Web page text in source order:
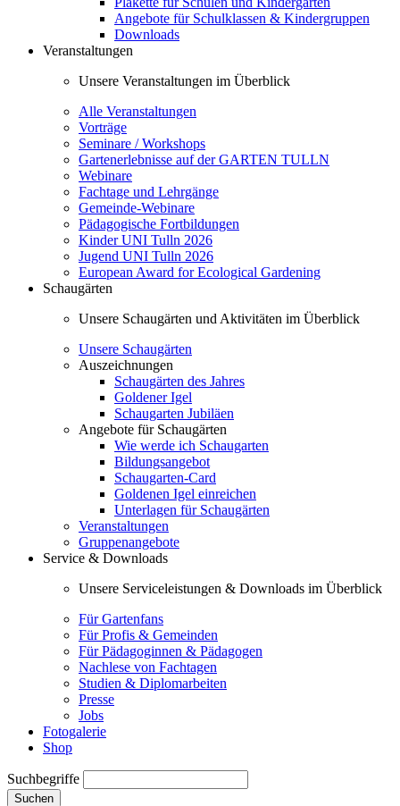
Angebote für Schulklassen & Kindergruppen
Downloads
Veranstaltungen
Unsere Veranstaltungen im Überblick
Alle Veranstaltungen
Vorträge
Seminare / Workshops
Gartenerlebnisse auf der GARTEN TULLN
Webinare
Fachtage und Lehrgänge
Gemeinde-Webinare
Pädagogische Fortbildungen
Kinder UNI Tulln 2026
Jugend UNI Tulln 2026
European Award for Ecological Gardening
Schaugärten
Unsere Schaugärten und Aktivitäten im Überblick
Unsere Schaugärten
Auszeichnungen
Schaugärten des Jahres
Goldener Igel
Schaugarten Jubiläen
Angebote für Schaugärten
Wie werde ich Schaugarten
Bildungsangebot
Schaugarten-Card
Goldenen Igel einreichen
Unterlagen für Schaugärten
Veranstaltungen
Gruppenangebote
Service & Downloads
Unsere Serviceleistungen & Downloads im Überblick
Für Gartenfans
Für Profis & Gemeinden
Für Pädagoginnen & Pädagogen
Nachlese von Fachtagen
Studien & Diplomarbeiten
Presse
Jobs
Fotogalerie
Shop
Suchbegriffe
Suchen